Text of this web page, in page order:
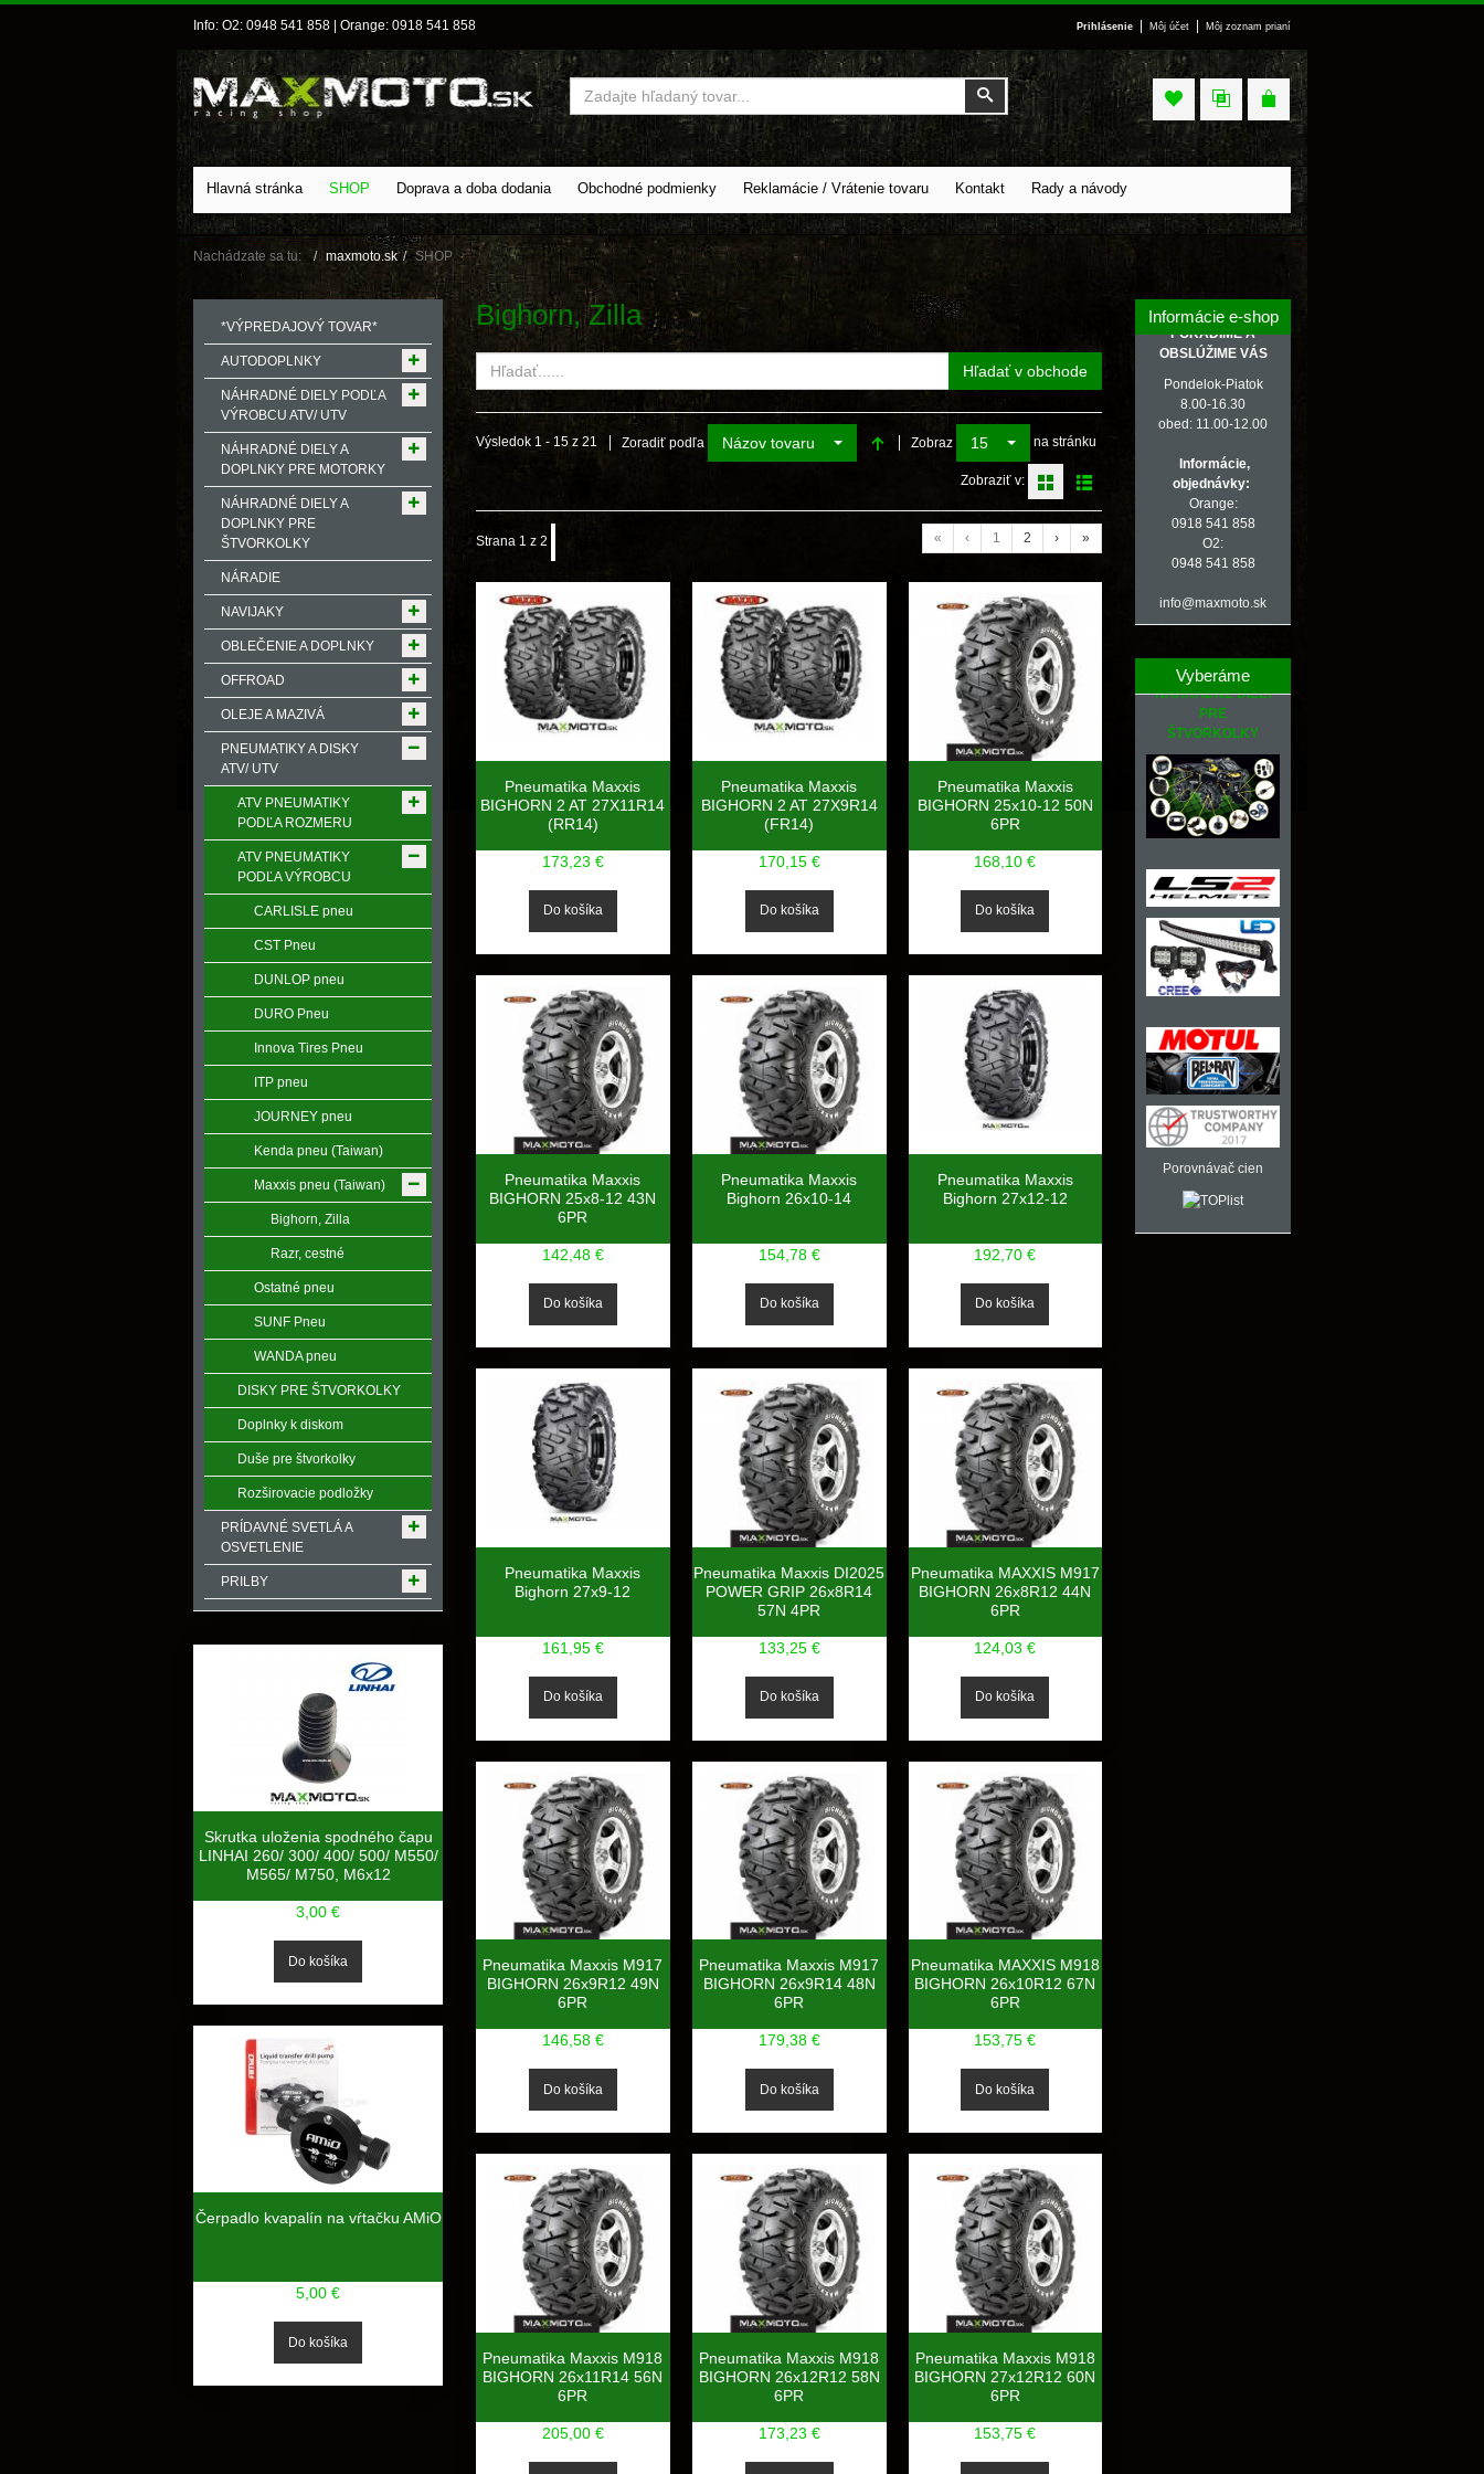
Info: O2: 0948 541 858 | Orange: 0918 541 858 Prihlásenie Môj účet Môj zoznam prianí
Vyhľadať
Vyhľadať
Hlavná stránka SHOP Doprava a doba dodania Obchodné podmienky Reklamácie / Vrátenie tovaru Kontakt Rady a návody
Nachádzate sa tu: maxmoto.sk SHOP
Bighorn, Zilla
Hľadať v obchode
Výsledok 1 - 15 z 21 Zoradiť podľa Názov tovaru Zobraz 15 na stránku
Zobraziť v:
Strana 1 z 2 « ‹ 1 2 › »
Pneumatika Maxxis
BIGHORN 2 AT 27X11R14
(RR14)
173,23 €
Pneumatika Maxxis
BIGHORN 2 AT 27X9R14
(FR14)
170,15 €
Pneumatika Maxxis
BIGHORN 25x10-12 50N
6PR
168,10 €
Pneumatika Maxxis
BIGHORN 25x8-12 43N
6PR
142,48 €
Pneumatika Maxxis
Bighorn 26x10-14
154,78 €
Pneumatika Maxxis
Bighorn 27x12-12
192,70 €
Pneumatika Maxxis
Bighorn 27x9-12
161,95 €
Pneumatika Maxxis DI2025
POWER GRIP 26x8R14
57N 4PR
133,25 €
Pneumatika MAXXIS M917
BIGHORN 26x8R12 44N
6PR
124,03 €
Pneumatika Maxxis M917
BIGHORN 26x9R12 49N
6PR
146,58 €
Pneumatika Maxxis M917
BIGHORN 26x9R14 48N
6PR
179,38 €
Pneumatika MAXXIS M918
BIGHORN 26x10R12 67N
6PR
153,75 €
Pneumatika Maxxis M918
BIGHORN 26x11R14 56N
6PR
205,00 €
Pneumatika Maxxis M918
BIGHORN 26x12R12 58N
6PR
173,23 €
Pneumatika Maxxis M918
BIGHORN 27x12R12 60N
6PR
153,75 €
*VÝPREDAJOVÝ TOVAR*
AUTODOPLNKY
NÁHRADNÉ DIELY PODĽA
VÝROBCU ATV/ UTV
NÁHRADNÉ DIELY A
DOPLNKY PRE MOTORKY
NÁHRADNÉ DIELY A
DOPLNKY PRE
ŠTVORKOLKY
NÁRADIE
NAVIJAKY
OBLEČENIE A DOPLNKY
OFFROAD
OLEJE A MAZIVÁ
PNEUMATIKY A DISKY
ATV/ UTV
ATV PNEUMATIKY
PODĽA ROZMERU
ATV PNEUMATIKY
PODĽA VÝROBCU
CARLISLE pneu
CST Pneu
DUNLOP pneu
DURO Pneu
Innova Tires Pneu
ITP pneu
JOURNEY pneu
Kenda pneu (Taiwan)
Maxxis pneu (Taiwan)
Bighorn, Zilla
Razr, cestné
Ostatné pneu
SUNF Pneu
WANDA pneu
DISKY PRE ŠTVORKOLKY
Doplnky k diskom
Duše pre štvorkolky
Rozširovacie podložky
PRÍDAVNÉ SVETLÁ A
OSVETLENIE
PRILBY
Skrutka uloženia spodného čapu
LINHAI 260/ 300/ 400/ 500/ M550/
M565/ M750, M6x12
3,00 €
Čerpadlo kvapalín na vŕtačku AMiO
5,00 €
Informácie e-shop
PORADÍME A
OBSLÚŽIME VÁS
Pondelok-Piatok
8.00-16.30
obed: 11.00-12.00
Informácie,
objednávky:
Orange:
0918 541 858
O2:
0948 541 858
info@maxmoto.sk
Vyberáme
NÁHRADNÉ DIELY
PRE
ŠTVORKOLKY
Porovnávač cien